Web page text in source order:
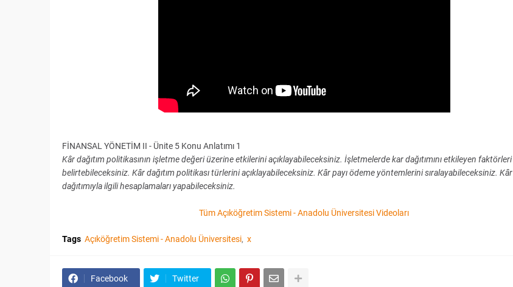
FİNANSAL YÖNETİM II - Ünite 5 Konu Anlatımı 1
Kâr dağıtım politikasının işletme değeri üzerine etkilerini açıklayabileceksiniz. İşletmelerde kar dağıtımını etkileyen faktörleri
belirtebileceksiniz. Kâr dağıtım politikası türlerini açıklayabileceksiniz. Kâr payı ödeme yöntemlerini sıralayabileceksiniz. Kâr
dağıtımıyla ilgili hesaplamaları yapabileceksiniz.
Tüm Açıköğretim Sistemi - Anadolu Üniversitesi Videoları
Tags Açıköğretim Sistemi - Anadolu Üniversitesi x
Facebook Twitter